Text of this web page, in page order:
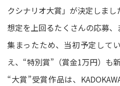
クシナリオ大賞」が決定しまし
想定を上回るたくさんの応募
集まったため、当初予定して
え、“特別賞”（賞金1万円）も
“大賞”受賞作品は、